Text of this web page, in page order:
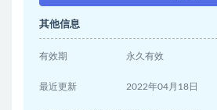
其他信息
有效期 永久有效
最近更新 2022年04月18日